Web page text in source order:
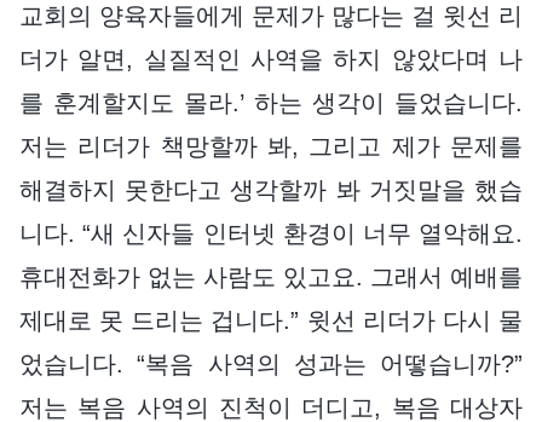
교회의 양육자들에게 문제가 많다는 걸 윗선 리
더가 알면, 실질적인 사역을 하지 않았다며 나
를 훈계할지도 몰라.’ 하는 생각이 들었습니다.
저는 리더가 책망할까 봐, 그리고 제가 문제를
해결하지 못한다고 생각할까 봐 거짓말을 했습
니다. “새 신자들 인터넷 환경이 너무 열악해요.
휴대전화가 없는 사람도 있고요. 그래서 예배를
제대로 못 드리는 겁니다.” 윗선 리더가 다시 물
었습니다. “복음 사역의 성과는 어떻습니까?”
저는 복음 사역의 진척이 더디고, 복음 대상자